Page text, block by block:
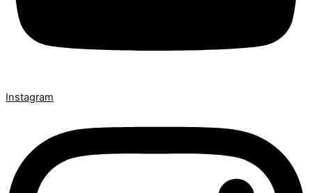
Instagram